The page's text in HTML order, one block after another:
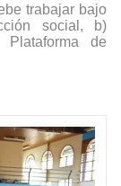
trabajar bajo
social,
b)
Plataforma de